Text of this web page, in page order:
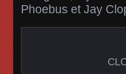
Phoebus et Jay